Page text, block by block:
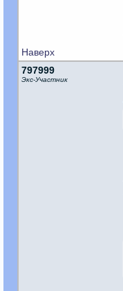
Наверх
797999
Экс-Участник